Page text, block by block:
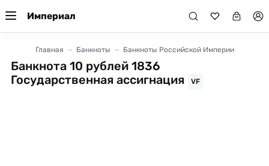
Империал
Главная Банкноты Банкноты Российской Империи
Банкнота 10 рублей 1836
Государственная ассигнация
VF